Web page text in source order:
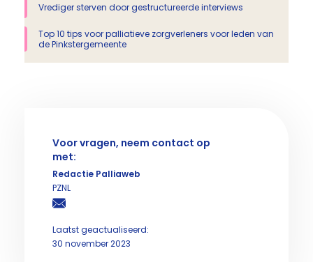
Vrediger sterven door gestructureerde interviews
Top 10 tips voor palliatieve zorgverleners voor leden van
de Pinkstergemeente
Voor vragen, neem contact op
met:
Redactie Palliaweb
PZNL
Laatst geactualiseerd:
30 november 2023